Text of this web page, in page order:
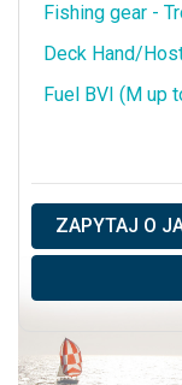
Fishing gear -
Deck Hand/
Fuel BVI (M up
ZAPYTAJ O